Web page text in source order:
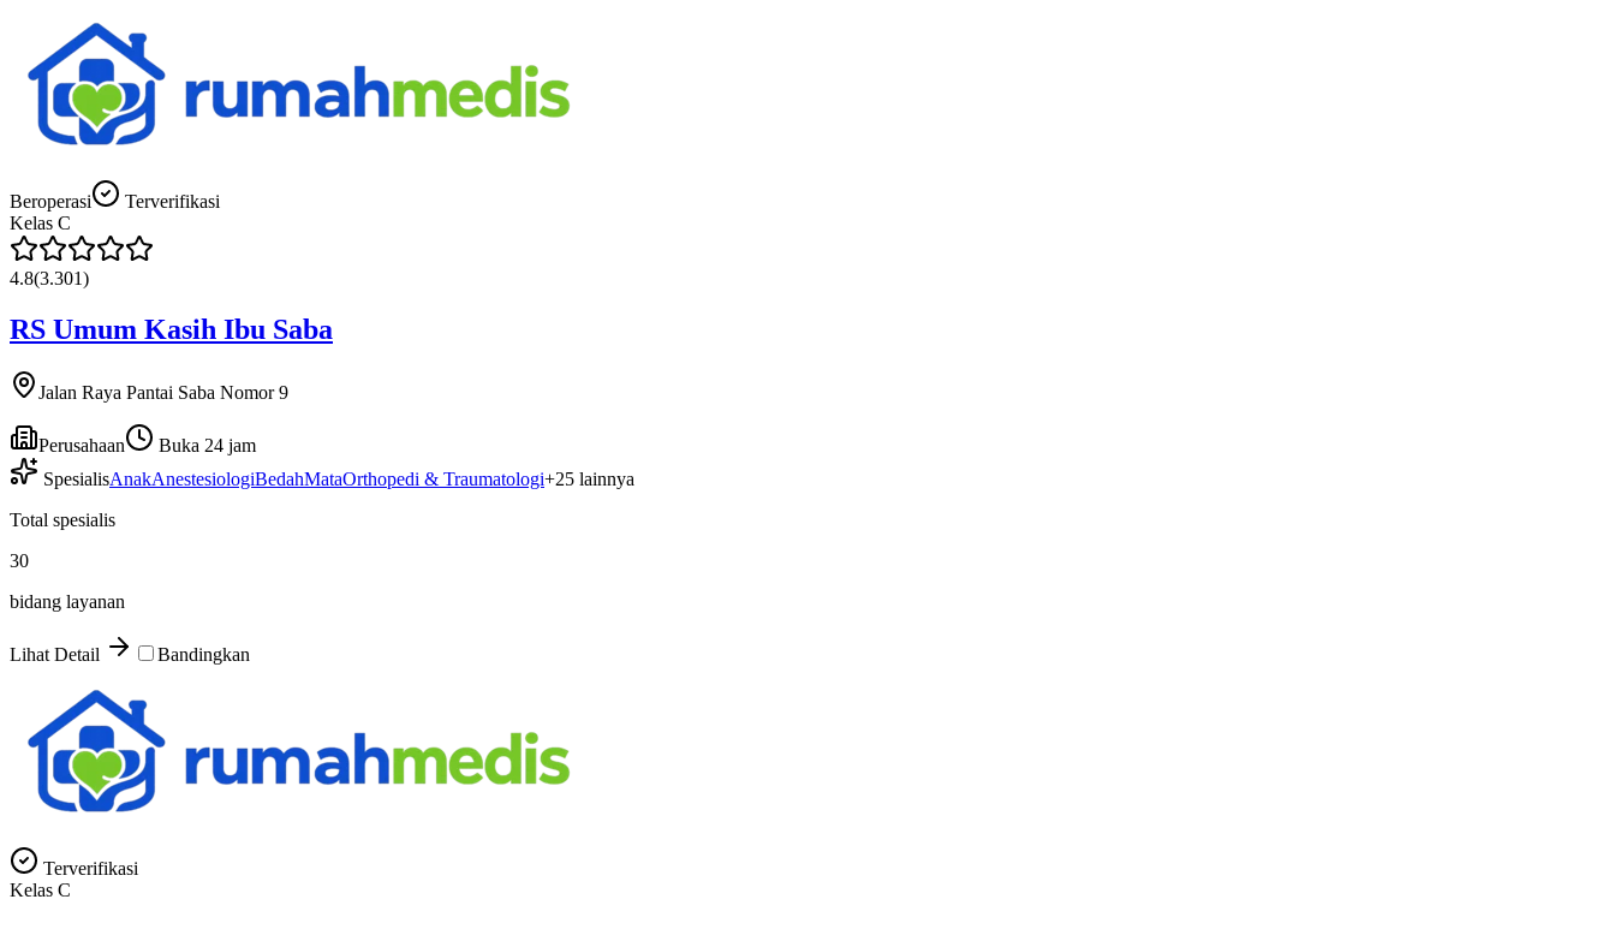
Beroperasi
Terverifikasi
Kelas C
4.8(3.301)
RS Umum Kasih Ibu Saba
Jalan Raya Pantai Saba Nomor 9
Perusahaan
Buka 24 jam
SpesialisAnakAnestesiologiBedahMataOrthopedi & Traumatologi+25 lainnya
Total spesialis
30
bidang layanan
Lihat Detail Bandingkan
Terverifikasi
Kelas C